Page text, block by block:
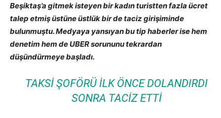
Beşiktaş’a gitmek isteyen bir kadın turisttenfazla ücret
talep etmiş üstüne üstlük bir de taciz girişiminde
bulunmuştu. Medyaya yansıyan bu tip haberler ise hem
denetim hem de UBER sorununu tekrardan
düşündürmeye başladı.
TAKSI ŞOFÖRÜ ILK ÖNCE DOLANDIRDI
SONRA TACIZ ETTI